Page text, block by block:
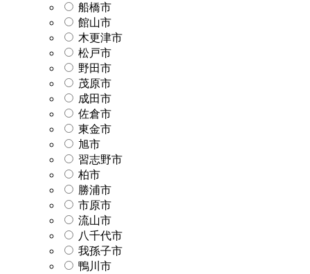
船橋市
館山市
木更津市
松戸市
野田市
茂原市
成田市
佐倉市
東金市
旭市
習志野市
柏市
勝浦市
市原市
流山市
八千代市
我孫子市
鴨川市